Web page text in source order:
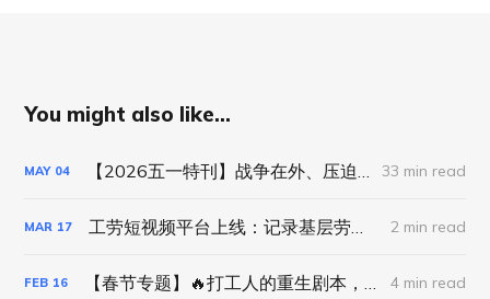
You might also like...
MAY 04 【2026五一特刊】战争在外、压迫在内，劳动者们要生活！ 33 min read
MAR 17 工劳短视频平台上线：记录基层劳动者的真实表达 2 min read
FEB 16 【春节专题】🔥打工人的重生剧本，这次我直接逆天改命！ 💥 4 min read